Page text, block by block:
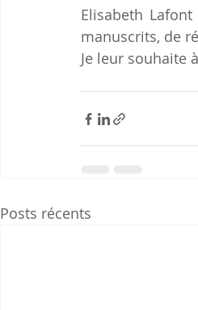
Elisabeth
manuscrits, de
Je leur souhaite
Posts récents